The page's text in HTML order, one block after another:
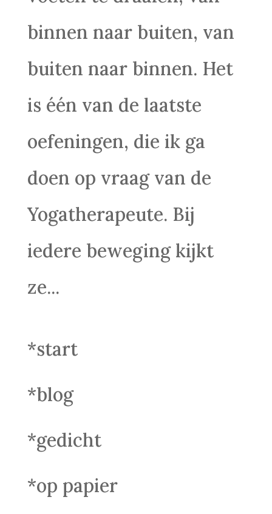
binnen naar buiten, van
buiten naar binnen. Het
is één van de laatste
oefeningen, die ik ga
doen op vraag van de
Yogatherapeute. Bij
iedere beweging kijkt
ze...
*start
*blog
*gedicht
*op papier